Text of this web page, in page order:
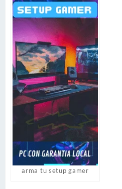
arma tu setup gamer